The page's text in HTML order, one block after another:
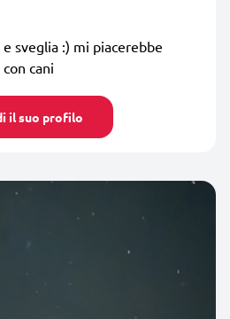
sveglia :) mi piacerebbe
cani
il suo profilo